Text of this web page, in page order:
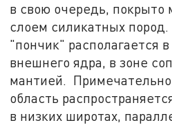
в свою очередь, покрыто
слоем силикатных
"пончик" располагается
внешнего ядра, в зоне
мантией.
область
в низких широтах,